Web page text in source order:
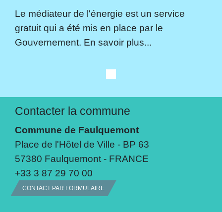
Le médiateur de l'énergie est un service
gratuit qui a été mis en place par le
Gouvernement. En savoir plus...
Contacter la commune
Commune de Faulquemont
Place de l'Hôtel de Ville - BP 63
57380 Faulquemont - FRANCE
+33 3 87 29 70 00
CONTACT PAR FORMULAIRE